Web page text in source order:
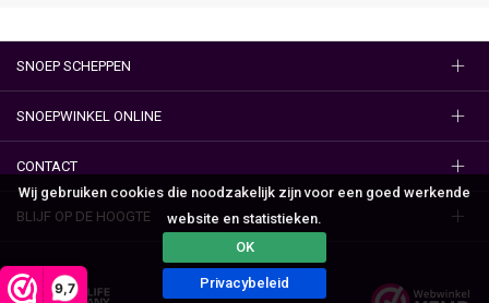
9,7
Wij gebruiken cookies die noodzakelijk zijn voor een goed werkende
website en statistieken.
OK
Privacybeleid
SNOEP SCHEPPEN
SNOEPWINKEL ONLINE
CONTACT
BLIJF OP DE HOOGTE